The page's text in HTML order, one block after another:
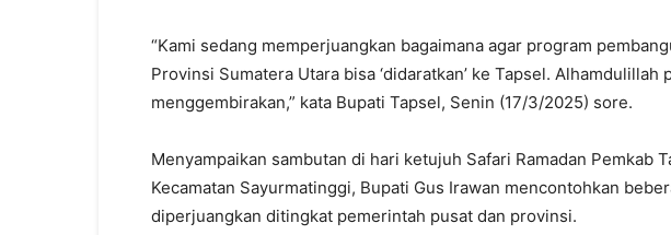
“Kami sedang memperjuangkan bagaimana agar program
Provinsi Sumatera Utara bisa ‘didaratkan’ ke Tapsel.
menggembirakan,” kata Bupati Tapsel, Senin (17/3/2025) sore.
Menyampaikan sambutan di hari ketujuh Safari Ramadan Pemkab
Kecamatan Sayurmatinggi, Bupati Gus Irawan mencontohkan
diperjuangkan ditingkat pemerintah pusat dan provinsi.